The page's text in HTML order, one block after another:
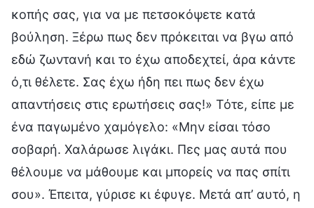
κοπής σας, για να με πετσοκόψετε κατά
βούληση. Ξέρω πως δεν πρόκειται να βγω από
εδώ ζωντανή και το έχω αποδεχτεί, άρα κάντε
ό,τι θέλετε. Σας έχω ήδη πει πως δεν έχω
απαντήσεις στις ερωτήσεις σας!» Τότε, είπε με
ένα παγωμένο χαμόγελο: «Μην είσαι τόσο
σοβαρή. Χαλάρωσε λιγάκι. Πες μας αυτά που
θέλουμε να μάθουμε και μπορείς να πας σπίτι
σου». Έπειτα, γύρισε κι έφυγε. Μετά απ’ αυτό, η